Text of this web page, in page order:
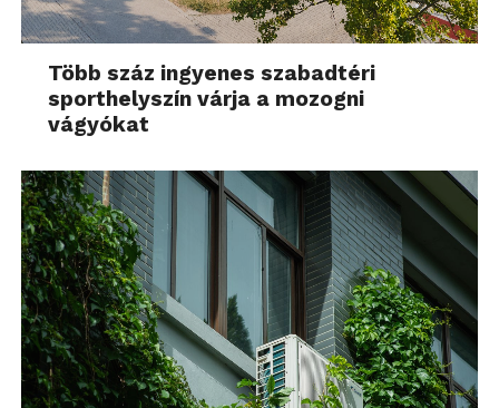
Több száz ingyenes szabadtéri
sporthelyszín várja a mozogni
vágyókat